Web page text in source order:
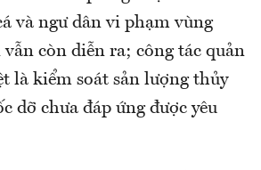
và ngư dân vi phạm vùng
còn diễn ra; công tác quản
là kiểm soát sản lượng thủy
dỡ chưa đáp ứng được yêu